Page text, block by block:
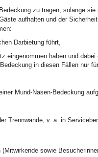
zu tragen, solange
aufhalten und der
Darbietung führt,
eingenommen haben und dabei
in diesen Fällen nur
Mund-Nasen-Bedeckung
Trennwände, v. a. in
sowie